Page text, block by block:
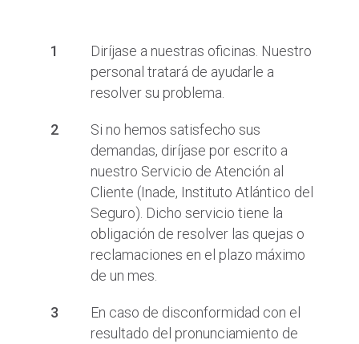
Diríjase a nuestras oficinas. Nuestro
personal tratará de ayudarle a
resolver su problema.
Si no hemos satisfecho sus
demandas, diríjase por escrito a
nuestro Servicio de Atención al
Cliente (Inade, Instituto Atlántico del
Seguro). Dicho servicio tiene la
obligación de resolver las quejas o
reclamaciones en el plazo máximo
de un mes.
En caso de disconformidad con el
resultado del pronunciamiento de